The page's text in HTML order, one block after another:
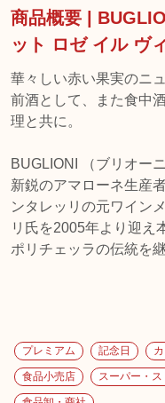
商品概要 |
ット ロゼ イル ヴ
華々しい赤い果実のニ
前酒として、また食中
理と共に。
BUGLIONI （ブリオーニ
新鋭のアマローネ生産
ンタレッリの元ワイン
リ氏を2005年より迎え
ポリチェッラの伝統を
プレミアム 記念日
食品小売店 スーパー・ス